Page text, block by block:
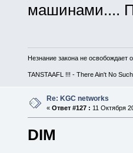
машинами....
Незнание закона не освобождает
TANSTAAFL !!! - There Ain't No
Re: KGC networks
« Ответ #127 : 11 Октября
DIM